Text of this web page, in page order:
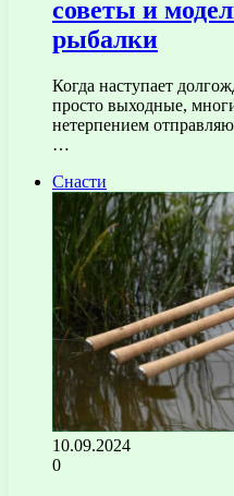
советы и
рыбалки
Когда наступает
просто выходные,
нетерпением
…
Снасти
10.09.2024
0